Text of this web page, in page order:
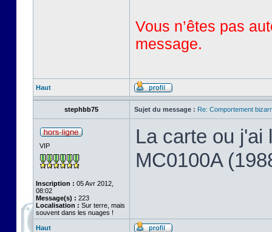
Vous n’êtes pas
message.
Haut
stephbb75 Sujet du message : Re: Comportement
VIP
Inscription : 05 Avr 2012,
08:02
Message(s) : 223
Localisation : Sur terre, mais
souvent dans les nuages !
La carte ou j'ai
MC0100A
Haut